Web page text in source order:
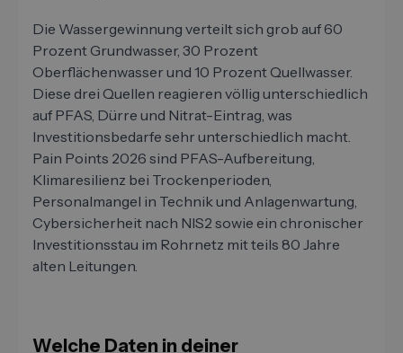
Die Wassergewinnung verteilt sich grob auf 60
Prozent Grundwasser, 30 Prozent
Oberflächenwasser und 10 Prozent Quellwasser.
Diese drei Quellen reagieren völlig unterschiedlich
auf PFAS, Dürre und Nitrat-Eintrag, was
Investitionsbedarfe sehr unterschiedlich macht.
Pain Points 2026 sind PFAS-Aufbereitung,
Klimaresilienz bei Trockenperioden,
Personalmangel in Technik und Anlagenwartung,
Cybersicherheit nach NIS2 sowie ein chronischer
Investitionsstau im Rohrnetz mit teils 80 Jahre
alten Leitungen.
Welche Daten in deiner